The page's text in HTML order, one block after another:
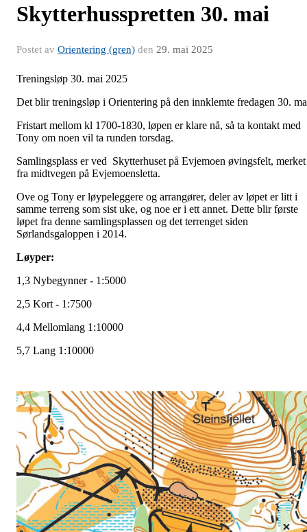
Skytterhusspretten 30. mai
Postet av Orientering (gren) den 29. mai 2025
Treningsløp 30. mai 2025
Det blir treningsløp i Orientering på den innklemte fredagen 30.
Fristart mellom kl 1700-1830, løpen er klare nå, så ta kontakt med
Tony om noen vil ta runden torsdag.
Samlingsplass er ved Skytterhuset på Evjemoen øvingsfelt, merket
fra midtvegen på Evjemoensletta.
Ove og Tony er løypeleggere og arrangører, deler av løpet er litt i
samme terreng som sist uke, og noe er i ett annet. Dette blir første
løpet fra denne samlingsplassen og det terrenget siden
Sørlandsgaloppen i 2014.
Løyper:
1,3 Nybegynner - 1:5000
2,5 Kort - 1:7500
4,4 Mellomlang 1:10000
5,7 Lang 1:10000